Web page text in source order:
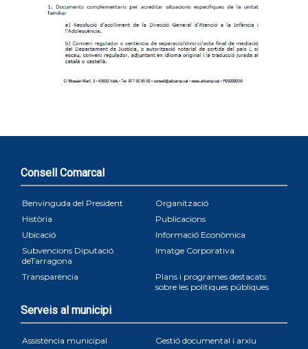
Consell Comarcal
Benvinguda del President
Organització
Història
Publicacions
Ubicació
Informació Econòmica
Subvencions Diputació
deTarragona
Imatge Corporativa
Transparència
Plans i programes destacats
sobre les polítiques públiques
Serveis al municipi
Assistència municipal
Gestió documental i arxiu